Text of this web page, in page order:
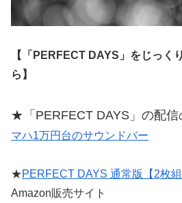
【「PERFECT DAYS」をじっく
ら】
★「PERFECT DAYS」の配信
マハ1万円台のサウンドバー
★PERFECT DAYS 通常版【2枚
Amazon販売サイト